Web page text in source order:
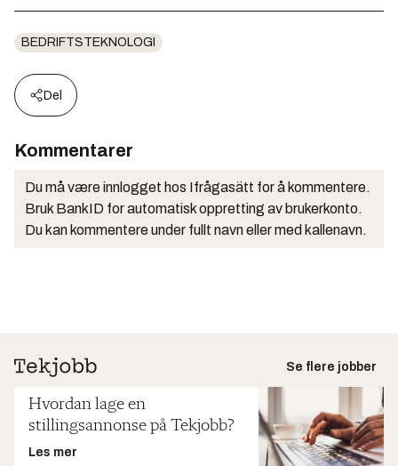
BEDRIFTSTEKNOLOGI
Del
Kommentarer
Du må være innlogget hos Ifrågasätt for å kommentere.
Bruk BankID for automatisk oppretting av brukerkonto.
Du kan kommentere under fullt navn eller med kallenavn.
Se flere jobber
Hvordan lage en
stillingsannonse på Tekjobb?
Les mer